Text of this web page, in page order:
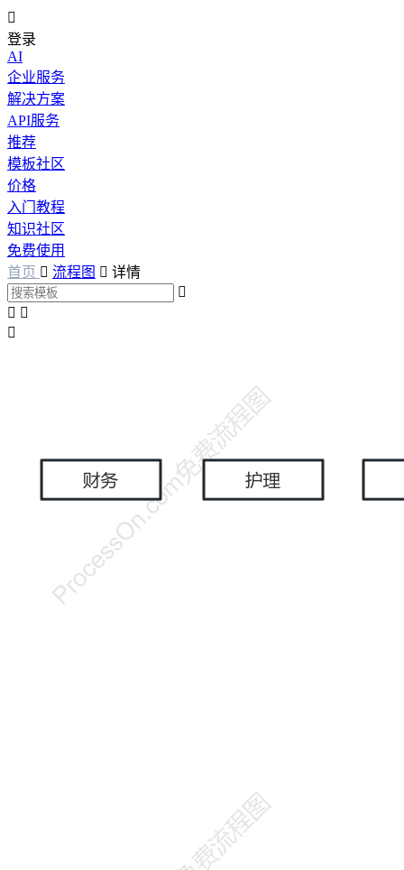

登录
AI
企业服务
解决方案
API服务
推荐
模板社区
价格
入门教程
知识社区
免费使用
首页  流程图  详情

 
